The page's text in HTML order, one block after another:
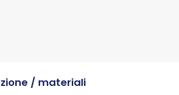
/ materiali